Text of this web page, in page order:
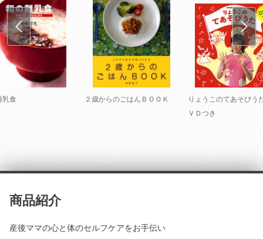
乳食 ２歳からのごはんＢＯＯＫ
りょうこのてあそび
ＶＤつき
商品紹介
産後ママの心と体のセルフケアをお手伝い